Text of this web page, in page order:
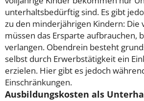
unterhaltsbedürftig sind. Es gibt
zu den minderjährigen Kindern: Die
müssen das Ersparte aufbrauchen,
verlangen. Obendrein besteht
selbst durch Erwerbstätigkeit ein
erzielen. Hier gibt es jedoch
Einschränkungen.
Ausbildungskosten als